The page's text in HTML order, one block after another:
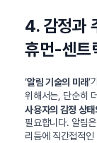
4. 감정과
휴먼-센트
‘알림 기술의 미래’
위해서는, 단순히
사용자의 감정 상
필요합니다. 알림
리듬에 직간접적